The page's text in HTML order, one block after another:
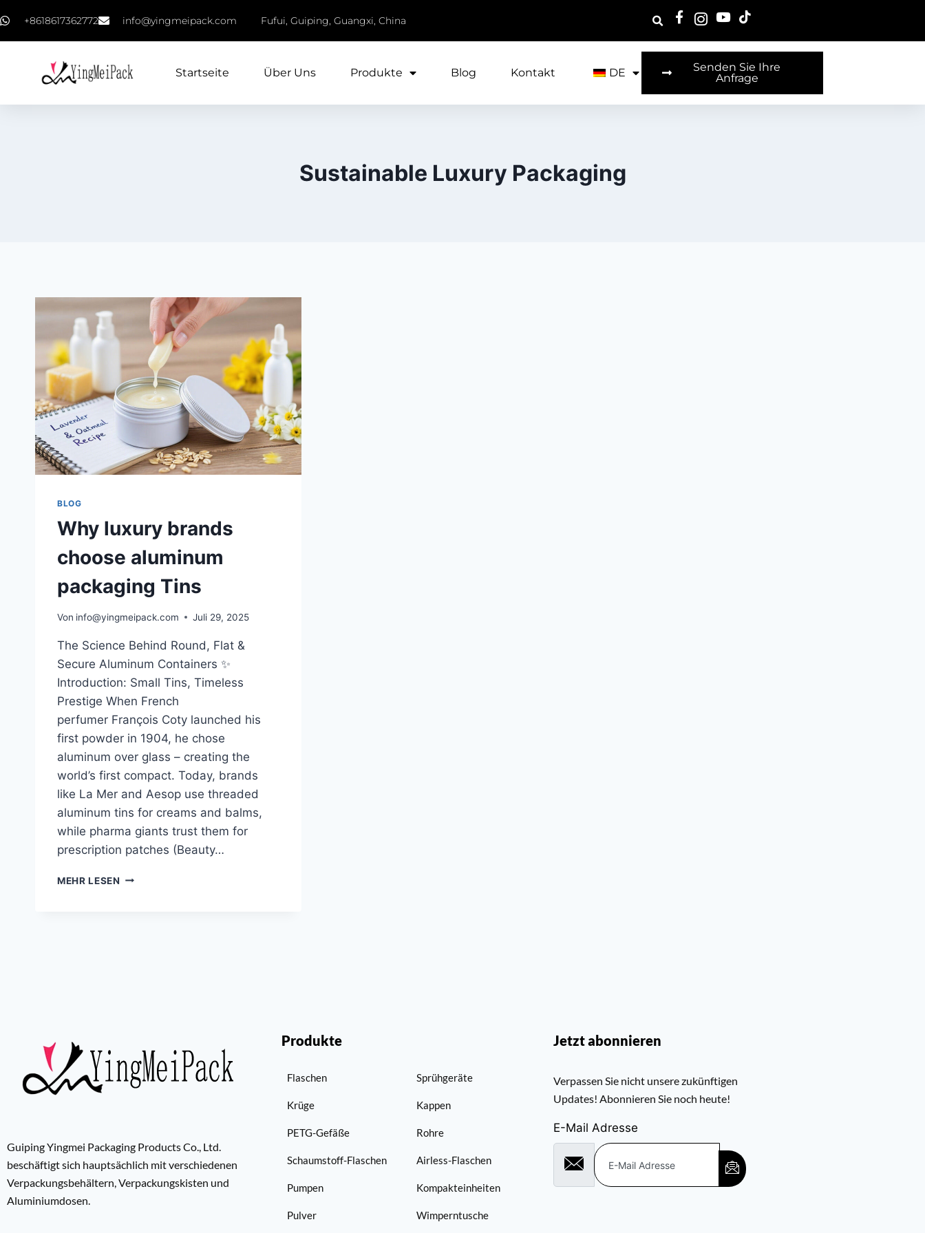
+8618617362772 info@yingmeipack.com Fufui, Guiping, Guangxi, China
Startseite Über Uns Produkte Blog Kontakt DE
Senden Sie Ihre
Anfrage
Sustainable Luxury Packaging
BLOG
Why luxury brands
choose aluminum
packaging Tins
Von info@yingmeipack.com Juli 29, 2025
The Science Behind Round, Flat &
Secure Aluminum Containers ✨
Introduction: Small Tins, Timeless
Prestige When French
perfumer François Coty launched his
first powder in 1904, he chose
aluminum over glass – creating the
world’s first compact. Today, brands
like La Mer and Aesop use threaded
aluminum tins for creams and balms,
while pharma giants trust them for
prescription patches (Beauty…
MEHR LESEN
Guiping Yingmei Packaging Products Co., Ltd.
beschäftigt sich hauptsächlich mit verschiedenen
Verpackungsbehältern, Verpackungskisten und
Aluminiumdosen.
Produkte
Flaschen
Krüge
PETG-Gefäße
Schaumstoff-Flaschen
Pumpen
Pulver
Sprühgeräte
Kappen
Rohre
Airless-Flaschen
Kompakteinheiten
Wimperntusche
Jetzt abonnieren
Verpassen Sie nicht unsere zukünftigen
Updates! Abonnieren Sie noch heute!
E-Mail Adresse